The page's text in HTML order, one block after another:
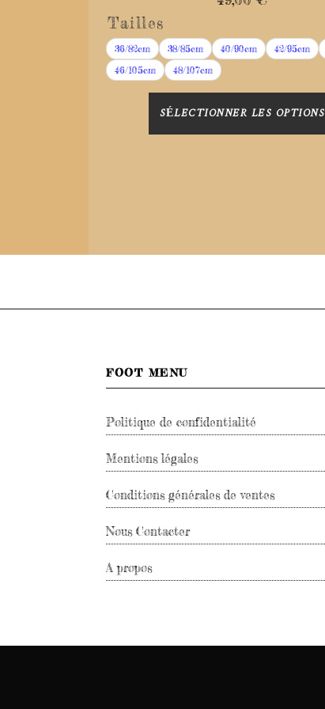
Tailles
36/82cm 38/85cm 40/90cm 42/95cm
46/105cm
48/107cm
SÉLECTIONNER LES OPTIONS
FOOT MENU
Politique de confidentialité
Mentions légales
Conditions générales de ventes
Nous Contacter
A propos